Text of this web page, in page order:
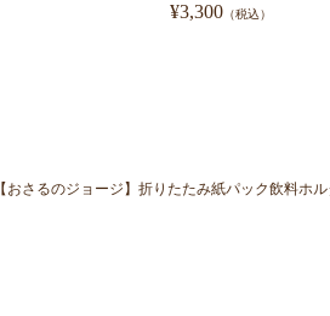
¥3,300 （税込）
【おさるのジョージ】折りたたみ紙パック飲料ホ